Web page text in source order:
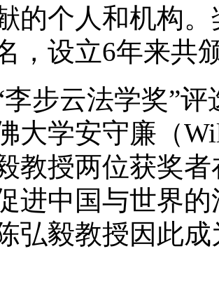
的个人和机构
，设立6年来共
步云法学奖”
大学安守廉（
教授两位获奖
进中国与世界
弘毅教授因此